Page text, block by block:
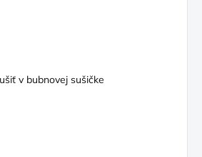
v bubnovej sušičke